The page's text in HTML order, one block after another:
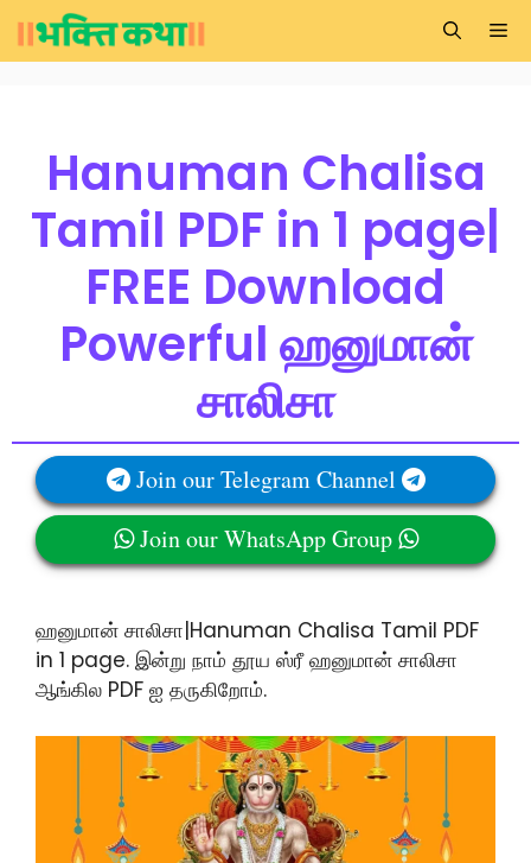
to
Hanuman Chalisa
Tamil PDF in 1 page|
FREE Download
Powerful ஹனுமான்
சாலிசா
Join our Telegram Channel
Join our WhatsApp Group
ஹனுமான் சாலிசா|Hanuman Chalisa Tamil PDF
in 1 page. இன்று நாம் தூய ஸ்ரீ ஹனுமான் சாலிசா
ஆங்கில PDF ஐ தருகிறோம்.